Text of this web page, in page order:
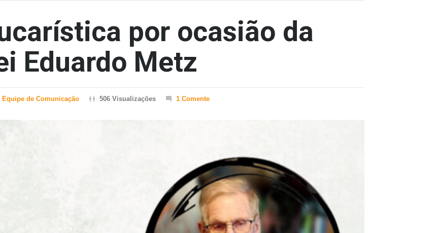
por ocasião da
Eduardo Metz
Equipe de Comunicação 506 Visualizações 1 Comente